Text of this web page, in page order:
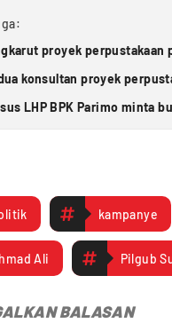
proyek perpustakaan
konsultan proyek
LHP BPK Parimo minta
kampanye
Ali Pilgub
BALASAN